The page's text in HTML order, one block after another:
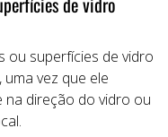
ou superfícies de vidro
vez que ele
direção do vidro ou